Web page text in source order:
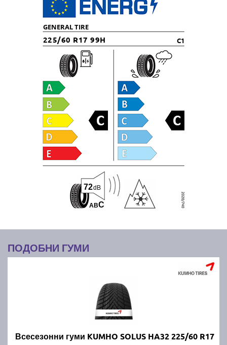
GENERAL TIRE
225/60 R17 99H C1
ABC
72dB
ПОДОБНИ ГУМИ
Всесезонни гуми KUMHO SOLUS HA32 225/60 R17